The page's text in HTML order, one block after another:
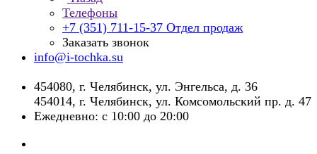
Телефоны
+7 (351) 711-15-37 Отдел продаж
Заказать звонок
info@i-tochka.su
​454080, г. Челябинск, ул. Энгельса, д. 36
454014, г. Челябинск, ул. Комсомольский пр. д. 47
Ежедневно: с 10:00 до 20:00